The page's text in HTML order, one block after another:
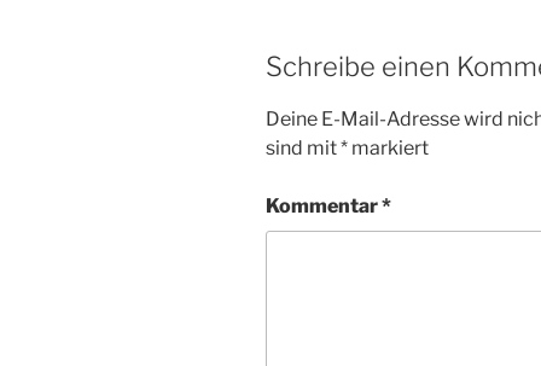
Schreibe einen
Deine E-Mail-Adresse wird
sind mit* markiert
Kommentar*